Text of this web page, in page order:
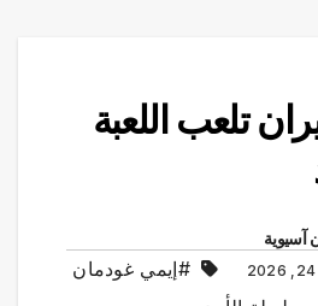
تلعب اللعبة
آسيوية
#إيمي غودمان